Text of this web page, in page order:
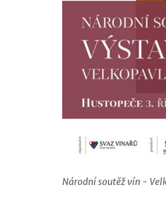
Národní soutěž vín -